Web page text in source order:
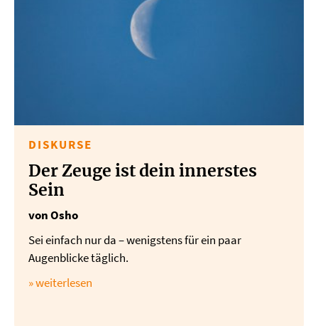
DISKURSE
Der Zeuge ist dein innerstes
Sein
von Osho
Sei einfach nur da – wenigstens für ein paar
Augenblicke täglich.
» weiterlesen